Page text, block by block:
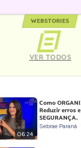
WEBSTORIES
VER TODOS
06:24
Como
Reduzir erros
SEGURANÇA.
Sebrae Paraná